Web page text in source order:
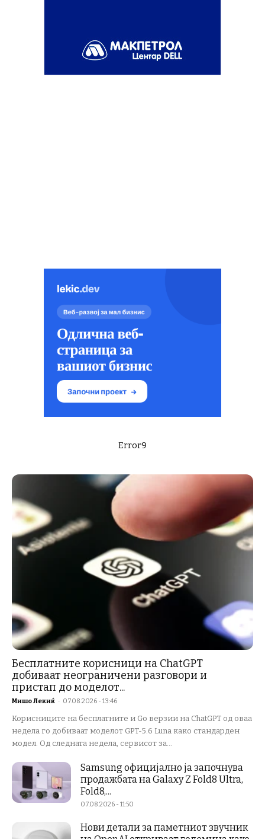
Error9
Бесплатните корисници на ChatGPT
добиваат неограничени разговори и
пристап до моделот...
Мишо Лекиќ - 07.08.2026 - 13:46
Корисниците на бесплатните и Go верзии на ChatGPT од оваа
недела го добиваат моделот GPT-5.6 Luna како стандарден
модел. Од следната недела, сервисот за...
Samsung официјално ја започнува
продажбата на Galaxy Z Fold8 Ultra,
Fold8,...
07.08.2026 - 11:50
Нови детали за паметниот звучник